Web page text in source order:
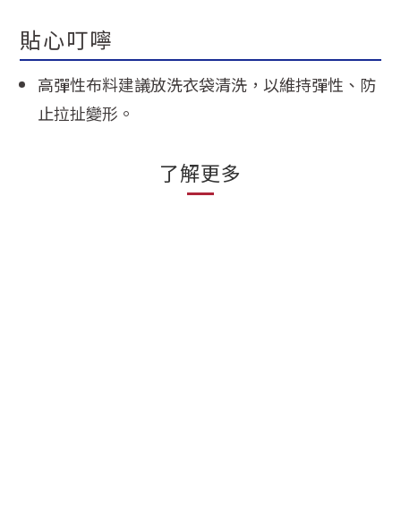
貼心叮嚀
高彈性布料建議放洗衣袋清洗，以維持彈性、防
止拉扯變形。
了解更多